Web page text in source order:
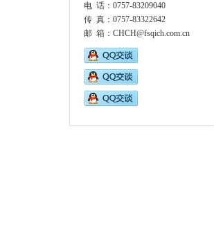
电 话：0757-83209040
传 真：0757-83322642
邮 箱：CHCH@fsqich.com.cn